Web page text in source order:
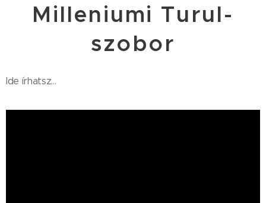
Milleniumi Turul-
szobor
Ide írhatsz...